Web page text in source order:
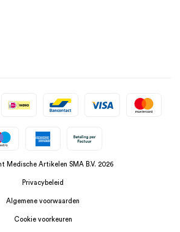
Medische Artikelen SMA B.V. 2026
Privacybeleid
Algemene voorwaarden
Cookie voorkeuren